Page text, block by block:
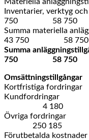
Inventarier,
750 58 750
Summa
43 750 58 750
Summa
750 58 750
Omsättningstillgångar
Kortfristiga fordringar
4 180 53
250 185
Förutbetalda